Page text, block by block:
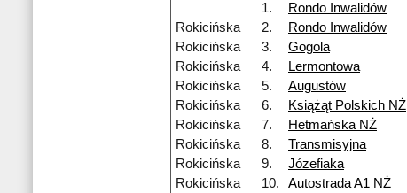
1.
Rondo Inwalidów
Rokicińska
2. Rondo Inwalidów
Rokicińska
3. Gogola
Rokicińska
4. Lermontowa
Rokicińska
5. Augustów
Rokicińska
6. Książąt Polskich NŻ
Rokicińska
7. Hetmańska NŻ
Rokicińska
8. Transmisyjna
Rokicińska
9. Józefiaka
Rokicińska
10. Autostrada A1 NŻ